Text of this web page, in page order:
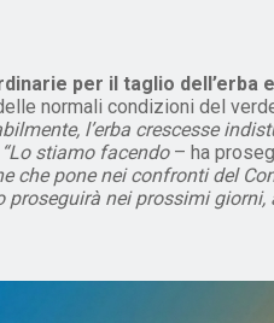
per il taglio dell’erba
normali condizioni del
l’erba crescesse
“Lo stiamo facendo– ha
che pone nei confronti del
proseguirà nei prossimi